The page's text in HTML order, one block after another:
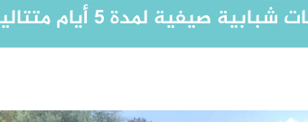
بهدف تعزيز دور الشباب في المجتمع العربي